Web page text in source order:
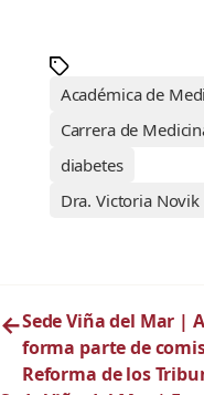
Académica de
Carrera de
diabetes
Dra. Victoria Novik
←Sede Viña del Mar |
forma parte de
Reforma de los